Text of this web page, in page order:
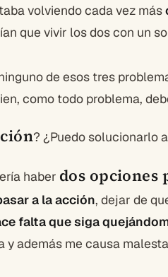
volviendo cada vez más
que vivir los dos con un
de esos tres
como todo problema,
? ¿Puedo solucionarlo
haber dos opciones
a la acción, dejar de
falta que siga
y además me causa